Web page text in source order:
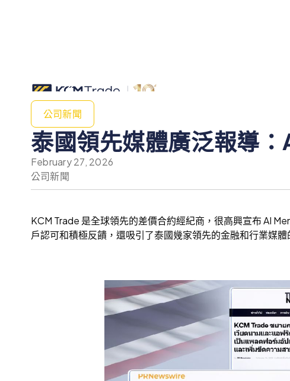
公司新聞
泰國領先媒體廣泛報導
February 27, 2026
公司新聞
KCM Trade 是全球領先的差價合約經紀商，很高興宣布 AI
戶認可和積極反饋，還吸引了泰國幾家領先的金融和行業媒體